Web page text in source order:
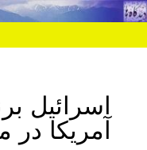
اسرائیل
آمریکا